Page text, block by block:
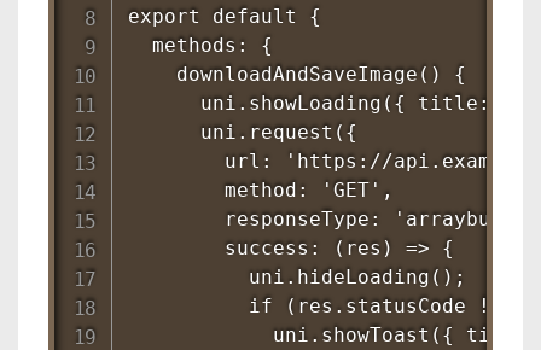
export default {
  methods: {
    downloadAndSaveImage() {
uni.showLoading({ title: '下
      uni.request({
url: 'https://
        method: 'GET',
responseType:
        success: (res) => {
          uni.hideLoading();
if (res.statusCode !==
uni.showToast({